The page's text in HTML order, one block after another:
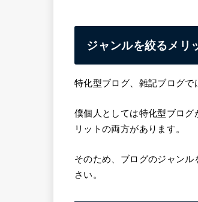
ジャンルを絞るメリ
特化型ブログ、雑記ブログで
僕個人としては特化型ブロ
リットの両方があります。
そのため、ブログのジャン
さい。